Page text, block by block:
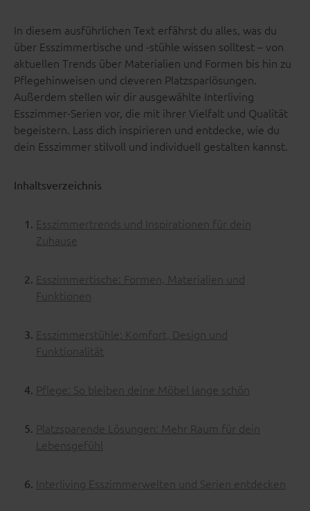
In diesem ausführlichen Text erfährst du alles, was du
über Esszimmertische und -stühle wissen solltest – von
aktuellen Trends über Materialien und Formen bis hin zu
Pflegehinweisen und cleveren Platzsparlösungen.
Außerdem stellen wir dir ausgewählte Interliving
Esszimmer-Serien vor, die mit ihrer Vielfalt und Qualität
begeistern. Lass dich inspirieren und entdecke, wie du
dein Esszimmer stilvoll und individuell gestalten kannst.
Inhaltsverzeichnis
Esszimmertrends und Inspirationen für dein
Zuhause
Esszimmertische: Formen, Materialien und
Funktionen
Esszimmerstühle: Komfort, Design und
Funktionalität
Pflege: So bleiben deine Möbel lange schön
Platzsparende Lösungen: Mehr Raum für dein
Lebensgefühl
Interliving Esszimmerwelten und Serien entdecken